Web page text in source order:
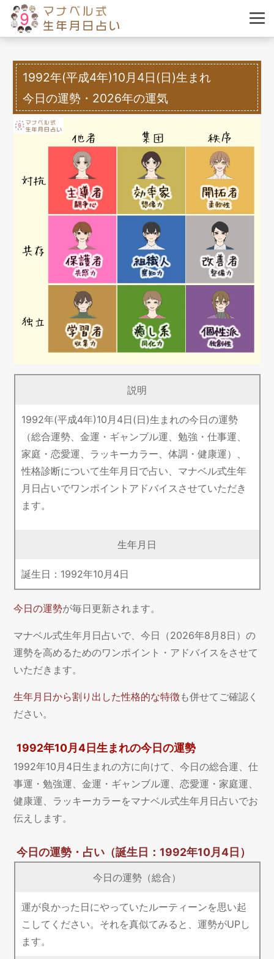
1992年(平成4年)10月4日(日)生まれ
今日の運勢・2026年の運気
説明
1992年(平成4年)10月4日(日)生まれの今日の運勢
（総合運勢、金運・ギャンブル運、勉強・仕事運、
家庭・恋愛運、ラッキーカラー、体調・健康運）、
性格診断について生年月日で占い、マナベル式生年
月日占いでワンポイントアドバイスさせていただき
ます。
生年月日
誕生日： 1992年10 月 4日
今日の運勢が毎日更新されます。
マナベル式生年月日占いで、今日（2026年8月8日）の
運勢を高めるためのワンポイント・アドバイスをさせて
いただきます。
生年月日から割り出した性格的な特徴も併せてご確認く
ださい。
1992年10月4日生まれの今日の運勢
1992年10月4日生まれの方に向けて、今日の総合運、仕
事運・勉強運、金運・ギャンブル運、恋愛運・家庭運、
健康運、ラッキーカラーをマナベル式生年月日占いでお
伝えします。
今日の運勢・占い（誕生日：1992年10月4日）
今日の運勢（総合）
運が良かった日にやっていたルーティーンを思い起
こしてください。それを真似てみると、運勢がUPし
ます。